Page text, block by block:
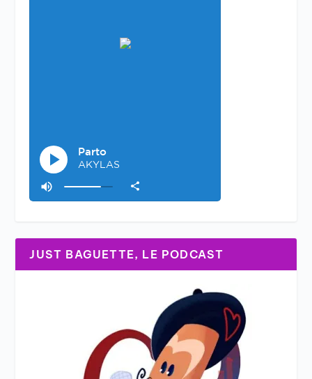
JUST BAGUETTE, LE PODCAST